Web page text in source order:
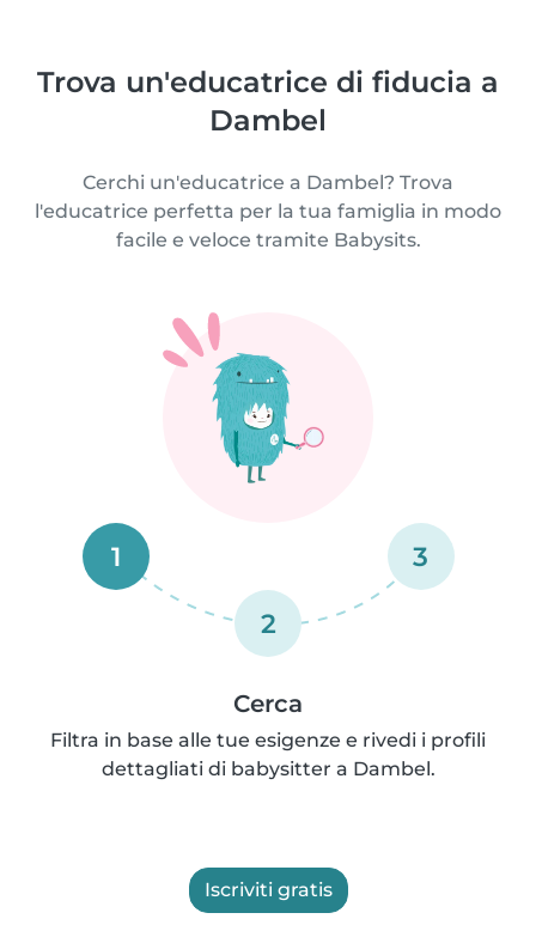
Trova un'educatrice di fiducia a
Dambel
Cerchi un'educatrice a Dambel? Trova
l'educatrice perfetta per la tua famiglia in modo
facile e veloce tramite Babysits.
1
2
3
Cerca
Filtra in base alle tue esigenze e rivedi i profili
dettagliati di babysitter a Dambel.
Iscriviti gratis